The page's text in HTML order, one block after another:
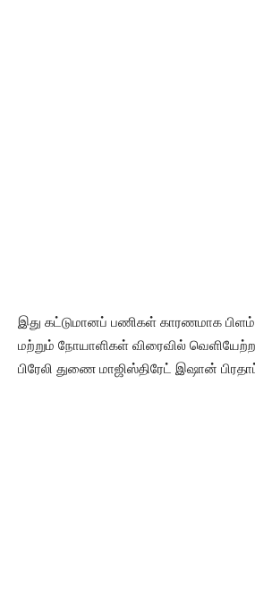
இது கட்டுமானப் பணிகள் காரணமாக
மற்றும் நோயாளிகள் விரைவில்
பிரேலி துணை மாஜிஸ்திரேட் இஷான்